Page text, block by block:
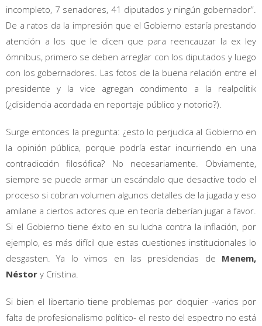
incompleto, 7 senadores, 41 diputados y ningún gobernador”.
De a ratos da la impresión que el Gobierno estaría prestando
atención a los que le dicen que para reencauzar la ex ley
ómnibus, primero se deben arreglar con los diputados y luego
con los gobernadores. Las fotos de la buena relación entre el
presidente y la vice agregan condimento a la realpolitik
(¿disidencia acordada en reportaje público y notorio?).
Surge entonces la pregunta: ¿esto lo perjudica al Gobierno en
la opinión pública, porque podría estar incurriendo en una
contradicción filosófica? No necesariamente. Obviamente,
siempre se puede armar un escándalo que desactive todo el
proceso si cobran volumen algunos detalles de la jugada y eso
amilane a ciertos actores que en teoría deberían jugar a favor.
Si el Gobierno tiene éxito en su lucha contra la inflación, por
ejemplo, es más difícil que estas cuestiones institucionales lo
desgasten. Ya lo vimos en las presidencias de Menem,
Néstor y Cristina.
Si bien el libertario tiene problemas por doquier -varios por
falta de profesionalismo político- el resto del espectro no está